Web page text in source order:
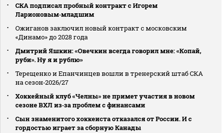
СКА подписал пробный контракт с Игорем
Ларионовым‑младшим
Ожиганов заключил новый контракт с московским
«Динамо» до 2028 года
Дмитрий Яшкин: «Овечкин всегда говорил мне: «Копай,
руби». Ну я и рублю»
Терещенко и Епанчинцев вошли в тренерский штаб СКА
на сезон‑2026/27
Хоккейный клуб «Челны» не примет участия в новом
сезоне ВХЛ из‑за проблем с финансами
Сын знаменитого хоккеиста отказался от России. И с
гордостью играет за сборную Канады